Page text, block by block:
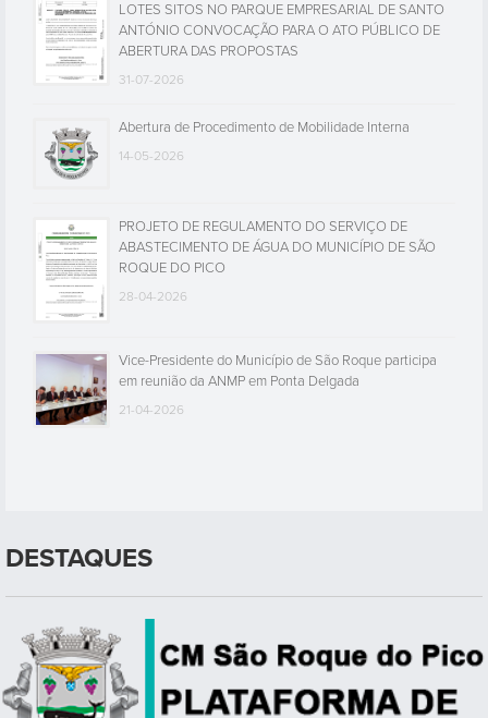
LOTES SITOS NO PARQUE EMPRESARIAL DE SANTO
ANTÓNIO CONVOCAÇÃO PARA O ATO PÚBLICO DE
ABERTURA DAS PROPOSTAS
31-07-2026
Abertura de Procedimento de Mobilidade Interna
14-05-2026
PROJETO DE REGULAMENTO DO SERVIÇO DE
ABASTECIMENTO DE ÁGUA DO MUNICÍPIO DE SÃO
ROQUE DO PICO
28-04-2026
Vice-Presidente do Município de São Roque participa
em reunião da ANMP em Ponta Delgada
21-04-2026
DESTAQUES